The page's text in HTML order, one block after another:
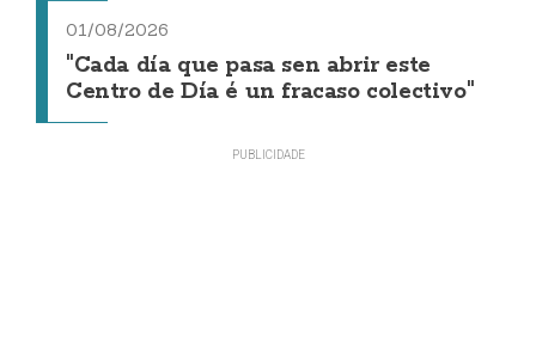
01/08/2026
"Cada día que pasa sen abrir este
Centro de Día é un fracaso colectivo"